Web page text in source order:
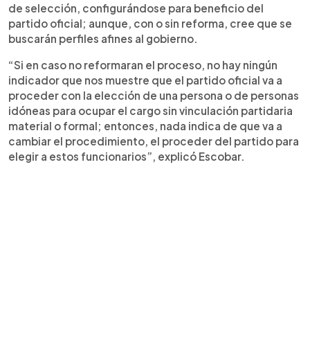
de selección, configurándose para beneficio del
partido oficial; aunque, con o sin reforma, cree que se
buscarán perfiles afines al gobierno.
“Si en caso no reformaran el proceso, no hay ningún
indicador que nos muestre que el partido oficial va a
proceder con la elección de una persona o de personas
idóneas para ocupar el cargo sin vinculación partidaria
material o formal; entonces, nada indica de que va a
cambiar el procedimiento, el proceder del partido para
elegir a estos funcionarios”, explicó Escobar.